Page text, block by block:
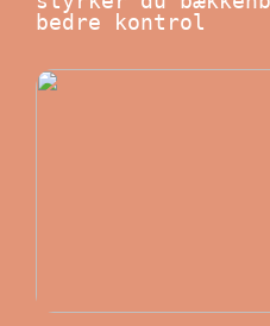
bedre kontrol